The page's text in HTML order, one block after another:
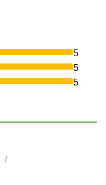
5
5
5
/